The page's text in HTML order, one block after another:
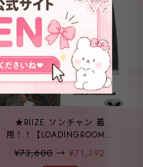
★RIIZE ソンチャン 着
用！！【LOADINGROOM】
STRANGE DENIM PANTS
¥73,600→ ¥71,392